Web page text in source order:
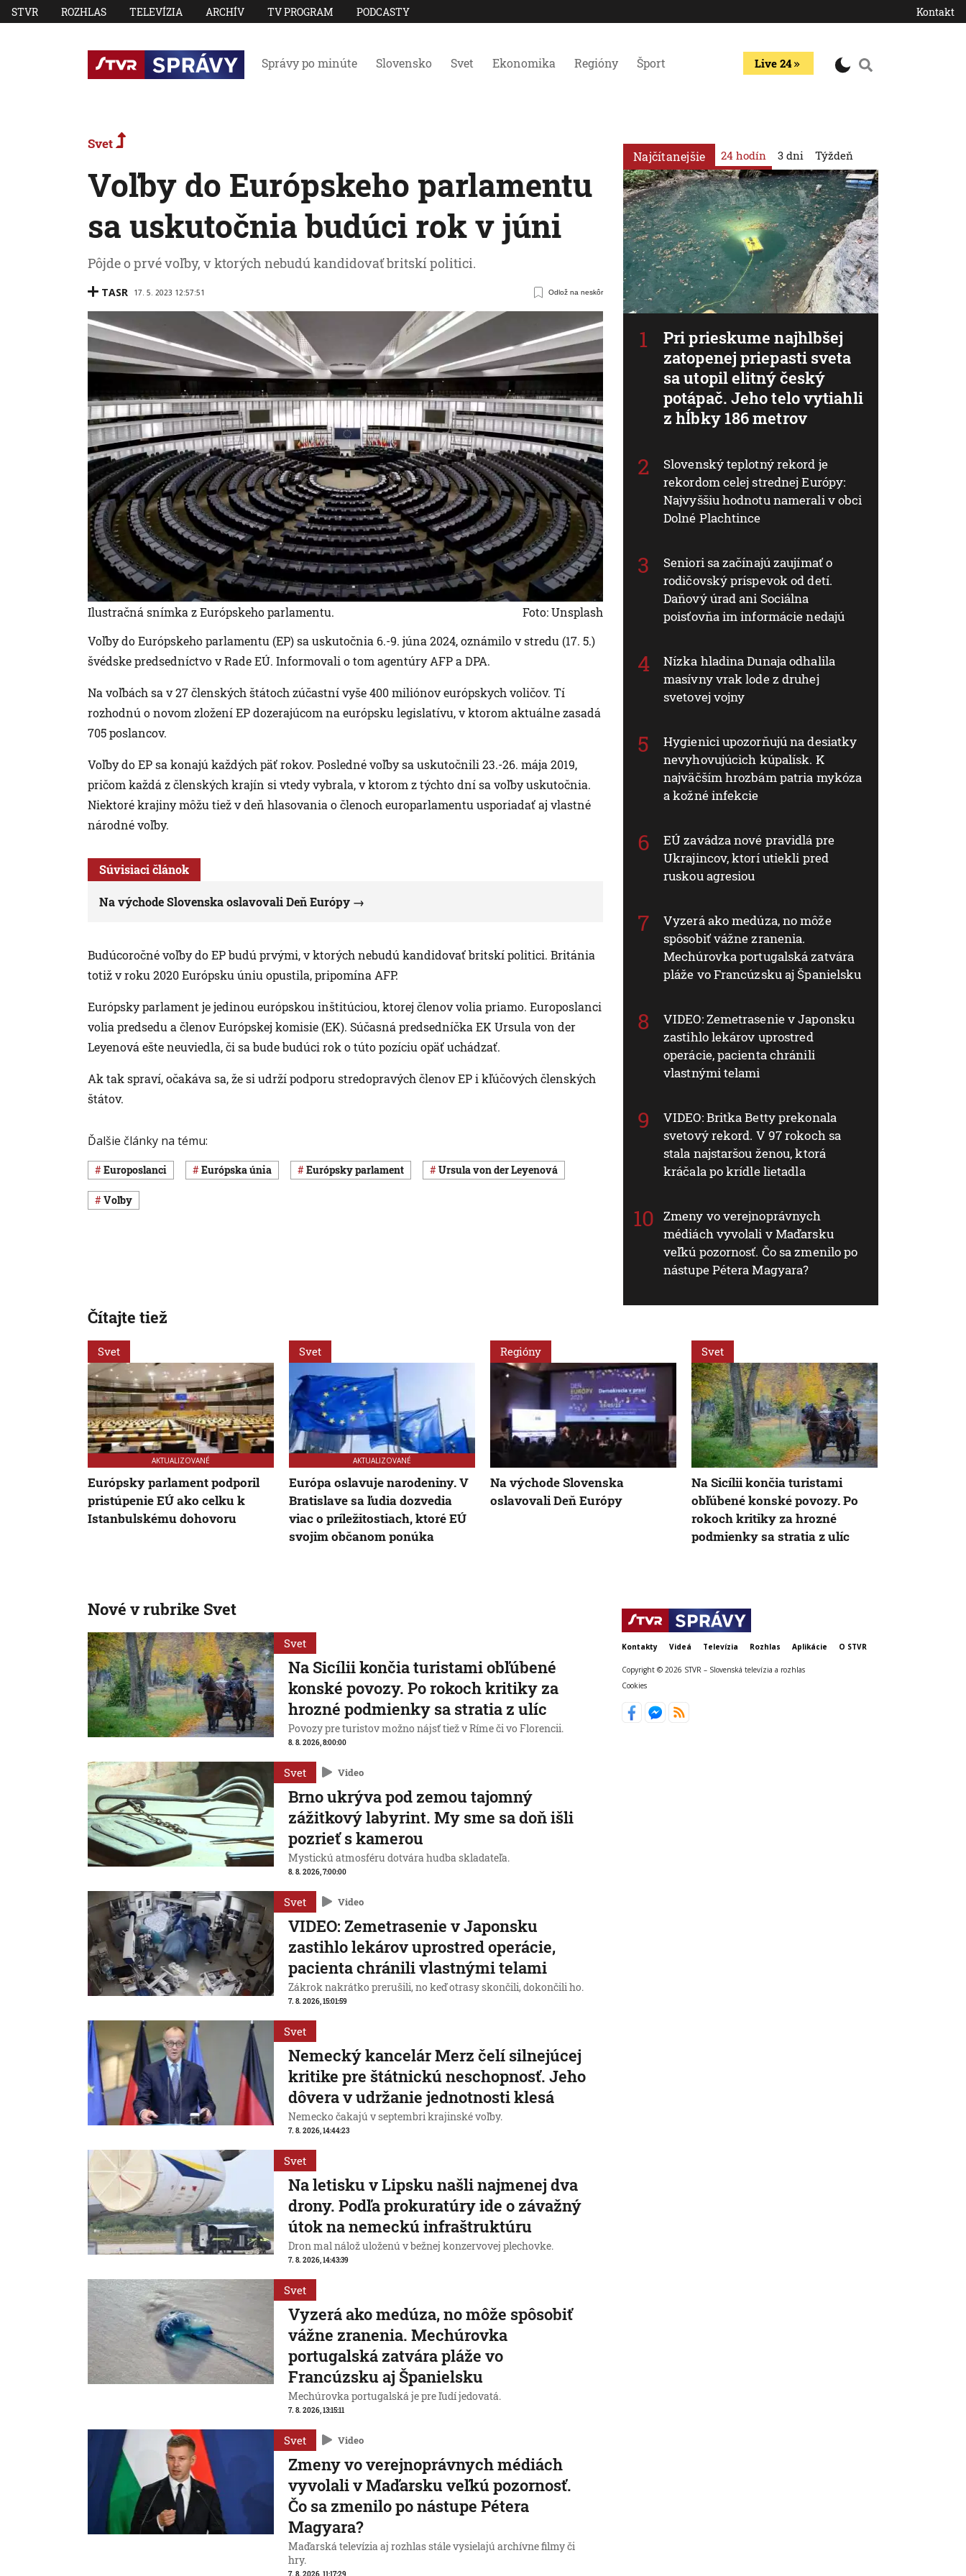
STVR ROZHLAS TELEVÍZIA ARCHÍV TV PROGRAM PODCASTY Kontakt
Správy po minúte Slovensko Svet Ekonomika Regióny Šport Live 24
Svet
Voľby do Európskeho parlamentu
sa uskutočnia budúci rok v júni
Pôjde o prvé voľby, v ktorých nebudú kandidovať britskí politici.
TASR 17. 5. 2023 12:57:51 Odlož na neskôr
Ilustračná snímka z Európskeho parlamentu.
Foto: Unsplash
Voľby do Európskeho parlamentu (EP) sa uskutočnia 6.-9. júna 2024, oznámilo v stredu (17. 5.)
švédske predsedníctvo v Rade EÚ. Informovali o tom agentúry AFP a DPA.
Na voľbách sa v 27 členských štátoch zúčastní vyše 400 miliónov európskych voličov. Tí
rozhodnú o novom zložení EP dozerajúcom na európsku legislatívu, v ktorom aktuálne zasadá
705 poslancov.
Voľby do EP sa konajú každých päť rokov. Posledné voľby sa uskutočnili 23.-26. mája 2019,
pričom každá z členských krajín si vtedy vybrala, v ktorom z týchto dní sa voľby uskutočnia.
Niektoré krajiny môžu tiež v deň hlasovania o členoch europarlamentu usporiadať aj vlastné
národné voľby.
Súvisiaci článok
Na východe Slovenska oslavovali Deň Európy
Budúcoročné voľby do EP budú prvými, v ktorých nebudú kandidovať britskí politici. Británia
totiž v roku 2020 Európsku úniu opustila, pripomína AFP.
Európsky parlament je jedinou európskou inštitúciou, ktorej členov volia priamo. Europoslanci
volia predsedu a členov Európskej komisie (EK). Súčasná predsedníčka EK Ursula von der
Leyenová ešte neuviedla, či sa bude budúci rok o túto pozíciu opäť uchádzať.
Ak tak spraví, očakáva sa, že si udrží podporu stredopravých členov EP i kľúčových členských
štátov.
Ďalšie články na tému:
europoslanci Európska únia Európsky parlament Ursula von der Leyenová
voľby
Najčítanejšie 24 hodín
Pri prieskume najhlbšej
zatopenej priepasti sveta
sa utopil elitný český
potápač. Jeho telo vytiahli
z hĺbky 186 metrov
Slovenský teplotný rekord je
rekordom celej strednej Európy:
Najvyššiu hodnotu namerali v obci
Dolné Plachtince
Seniori sa začínajú zaujímať o
rodičovský príspevok od detí.
Daňový úrad ani Sociálna
poisťovňa im informácie nedajú
Nízka hladina Dunaja odhalila
masívny vrak lode z druhej
svetovej vojny
Hygienici upozorňujú na desiatky
nevyhovujúcich kúpalísk. K
najväčším hrozbám patria mykóza
a kožné infekcie
EÚ zavádza nové pravidlá pre
Ukrajincov, ktorí utiekli pred
ruskou agresiou
Vyzerá ako medúza, no môže
spôsobiť vážne zranenia.
Mechúrovka portugalská zatvára
pláže vo Francúzsku aj Španielsku
VIDEO: Zemetrasenie v Japonsku
zastihlo lekárov uprostred
operácie, pacienta chránili
vlastnými telami
VIDEO: Britka Betty prekonala
svetový rekord. V 97 rokoch sa
stala najstaršou ženou, ktorá
kráčala po krídle lietadla
Zmeny vo verejnoprávnych
médiách vyvolali v Maďarsku
veľkú pozornosť. Čo sa zmenilo po
nástupe Pétera Magyara?
3 dni Týždeň
Čítajte tiež
Svet
AKTUALIZOVANÉ
Európsky parlament podporil
pristúpenie EÚ ako celku k
Istanbulskému dohovoru
Svet
AKTUALIZOVANÉ
Európa oslavuje narodeniny. V
Bratislave sa ľudia dozvedia
viac o príležitostiach, ktoré EÚ
svojim občanom ponúka
Regióny
Na východe Slovenska
oslavovali Deň Európy
Svet
Na Sicílii končia turistami
obľúbené konské povozy. Po
rokoch kritiky za hrozné
podmienky sa stratia z ulíc
Nové v rubrike Svet
Svet
Na Sicílii končia turistami obľúbené
konské povozy. Po rokoch kritiky za
hrozné podmienky sa stratia z ulíc
Povozy pre turistov možno nájsť tiež v Ríme či vo Florencii.
8. 8. 2026, 8:00:00
Svet Video
Brno ukrýva pod zemou tajomný
zážitkový labyrint. My sme sa doň išli
pozrieť s kamerou
Mystickú atmosféru dotvára hudba skladateľa.
8. 8. 2026, 7:00:00
Svet Video
VIDEO: Zemetrasenie v Japonsku
zastihlo lekárov uprostred operácie,
pacienta chránili vlastnými telami
Zákrok nakrátko prerušili, no keď otrasy skončili, dokončili ho.
7. 8. 2026, 15:01:59
Svet
Nemecký kancelár Merz čelí silnejúcej
kritike pre štátnickú neschopnosť. Jeho
dôvera v udržanie jednotnosti klesá
Nemecko čakajú v septembri krajinské voľby.
7. 8. 2026, 14:44:23
Svet
Na letisku v Lipsku našli najmenej dva
drony. Podľa prokuratúry ide o závažný
útok na nemeckú infraštruktúru
Dron mal nálož uloženú v bežnej konzervovej plechovke.
7. 8. 2026, 14:43:39
Svet
Vyzerá ako medúza, no môže spôsobiť
vážne zranenia. Mechúrovka
portugalská zatvára pláže vo
Francúzsku aj Španielsku
Mechúrovka portugalská je pre ľudí jedovatá.
7. 8. 2026, 13:15:11
Svet Video
Zmeny vo verejnoprávnych médiách
vyvolali v Maďarsku veľkú pozornosť.
Čo sa zmenilo po nástupe Pétera
Magyara?
Maďarská televízia aj rozhlas stále vysielajú archívne filmy či
hry.
Kontakty Videá Televízia Rozhlas Aplikácie O STVR
Copyright © 2026 STVR – Slovenská televízia a rozhlas
Cookies